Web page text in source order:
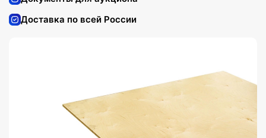
Доставка по всей России